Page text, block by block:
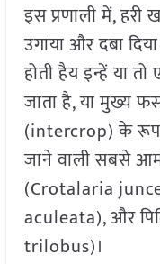
इस प्रणाली में,
उगाया और दबा
होती हैय इन्हें या
जाता है, या मुख्य
(intercrop) के रूप
जाने वाली सबसे
(Crotalaria
aculeata), और
trilobus)।